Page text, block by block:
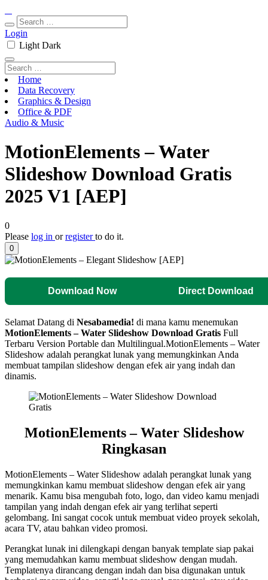
Login
Light Dark
Home
Data Recovery
Graphics & Design
Office & PDF
Audio & Music
MotionElements – Water
Slideshow Download Gratis
2025 V1 [AEP]
0
Please log in orregisterto do it.
0
Download Now Direct Download
Selamat Datang di Nesabamedia! di mana kamu menemukan
MotionElements – Water Slideshow Download Gratis Full
Terbaru Version Portable dan Multilingual.MotionElements – Water
Slideshow adalah perangkat lunak yang memungkinkan Anda
membuat tampilan slideshow dengan efek air yang indah dan
dinamis.
MotionElements – Water Slideshow
Ringkasan
MotionElements – Water Slideshow adalah perangkat lunak yang
memungkinkan kamu membuat slideshow dengan efek air yang
menarik. Kamu bisa mengubah foto, logo, dan video kamu menjadi
tampilan yang indah dengan efek air yang terlihat seperti
gelombang. Ini sangat cocok untuk membuat video proyek sekolah,
acara TV, atau bahkan video promosi.
Perangkat lunak ini dilengkapi dengan banyak template siap pakai
yang memudahkan kamu membuat slideshow dengan mudah.
Templatenya dirancang dengan indah dan bisa digunakan untuk